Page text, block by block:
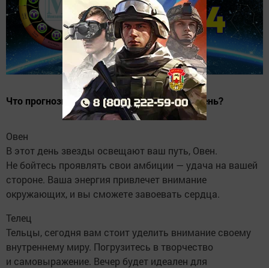
Что прогнозируют звёзды на следующий день?
Овен
В этот день звезды освещают ваш путь, Овен.
Не бойтесь проявлять свои амбиции — удача на вашей
стороне. Ваша энергия привлечет внимание
окружающих, и вы сможете завоевать сердца.
Телец
Тельцы, сегодня вам стоит уделить внимание своему
внутреннему миру. Погрузитесь в творчество
и самовыражение. Вечер будет идеален для